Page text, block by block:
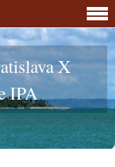
X
IPA